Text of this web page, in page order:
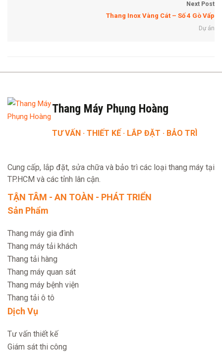
Next Post
Thang Inox Vàng Cát – Số 4 Gò Vấp
Dự án
Thang Máy Phụng Hoàng
TƯ VẤN · THIẾT KẾ · LẮP ĐẶT · BẢO TRÌ
Cung cấp, lắp đặt, sửa chữa và bảo trì các loại thang máy tại
TP.HCM và các tỉnh lân cận.
TẬN TÂM - AN TOÀN - PHÁT TRIỂN
Sản Phẩm
Thang máy gia đình
Thang máy tải khách
Thang tải hàng
Thang máy quan sát
Thang máy bệnh viện
Thang tải ô tô
Dịch Vụ
Tư vấn thiết kế
Giám sát thi công